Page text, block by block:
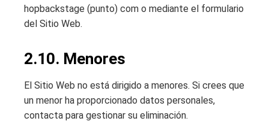
hopbackstage (punto) com o mediante el formulario
del Sitio Web.
2.10. Menores
El Sitio Web no está dirigido a menores. Si crees que
un menor ha proporcionado datos personales,
contacta para gestionar su eliminación.